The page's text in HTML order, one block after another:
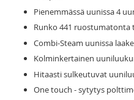
Pienemmässä uunissa 4
Runko 441 ruostumatonta
Combi-Steam uunissa
Kolminkertainen
Hitaasti sulkeutuvat
One touch - sytytys